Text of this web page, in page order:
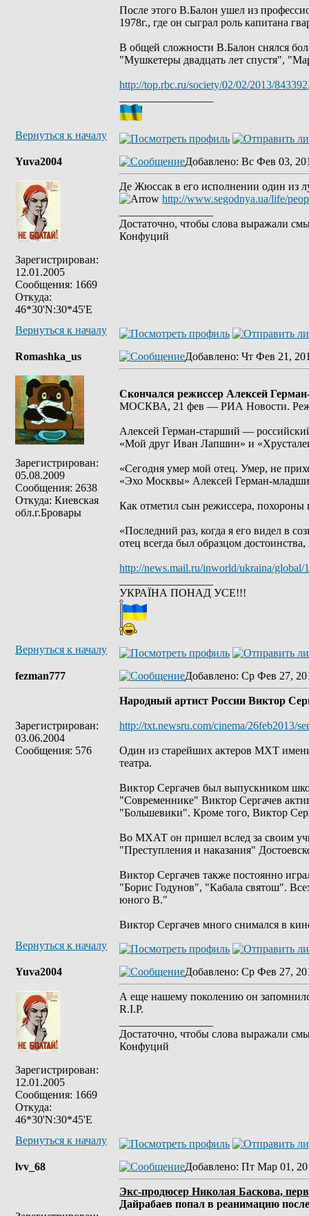
После этого В.Балон ушел из
1978г., где он сыграл роль капитана
В общей сложности В.Балон снялся
"Мушкетеры двадцать лет спустя",
http://top.rbc.ru/society/02/02/2013/
Вернуться к началу
Yuva2004
Зарегистрирован:
12.01.2005
Сообщения: 1669
Откуда:
46*30'N:30*45'E
Добавлено: Вс Фев 03,
Де Жюссак в его исполнении один из
http://www.segodnya.ua/life/
Достаточно, чтобы слова выражали
Конфуций
Вернуться к началу
Romashka_us
Зарегистрирован:
05.08.2009
Сообщения: 2638
Откуда: Киевская
обл.г.Бровары
Добавлено: Чт Фев 21,
Скончался режиссер Алексей
МОСКВА, 21 фев — РИА Новости.
Алексей Герман-старший —
«Мой друг Иван Лапшин» и
«Сегодня умер мой отец. Умер, не
«Эхо Москвы» Алексей Герман-
Как отметил сын режиссера,
«Последний раз, когда я его видел в
отец всегда был образцом
http://news.mail.ru/inworld/ukraina/global/
УКРАЇНА ПОНАД УСЕ!!!
Вернуться к началу
fezman777
Зарегистрирован:
03.06.2004
Сообщения: 576
Добавлено: Ср Фев 27,
Народный артист России Виктор
http://txt.newsru.com/cinema/26feb2013/
Один из старейших актеров МХТ
театра.
Виктор Сергачев был выпускником
"Современнике" Виктор Сергачев
"Большевики". Кроме того, Виктор
Во МХАТ он пришел вслед за своим
"Преступления и наказания"
Виктор Сергачев также постоянно
"Борис Годунов", "Кабала святош".
юного В."
Виктор Сергачев много снимался в
Вернуться к началу
Yuva2004
Зарегистрирован:
12.01.2005
Сообщения: 1669
Откуда:
46*30'N:30*45'E
Добавлено: Ср Фев 27,
А еще нашему поколению он
R.I.P.
Достаточно, чтобы слова выражали
Конфуций
Вернуться к началу
lvv_68 Добавлено: Пт Мар 01,
Экс-продюсер Николая Баскова,
Дайрабаев попал в реанимацию